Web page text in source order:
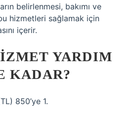
belirlenmesi, bakımı ve
hizmetleri sağlamak için
içerir.
YARDIM
KADAR?
850’ye 1.